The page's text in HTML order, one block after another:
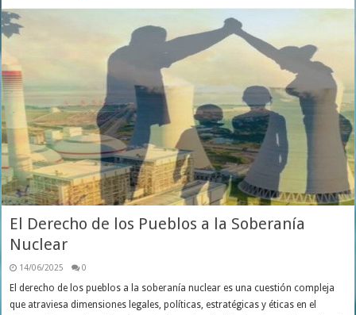
El Derecho de los Pueblos a la Soberanía
Nuclear
14/06/2025 0
El derecho de los pueblos a la soberanía nuclear es una cuestión compleja
que atraviesa dimensiones legales, políticas, estratégicas y éticas en el